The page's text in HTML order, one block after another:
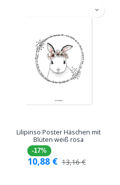
Lilipinso Poster Häschen mit
Blüten weiß rosa
-17%
10,88 € 13,16€